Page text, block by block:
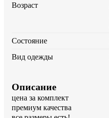
Возраст
Состояние
Вид одежды
Описание
цена за комплект
премиум качества